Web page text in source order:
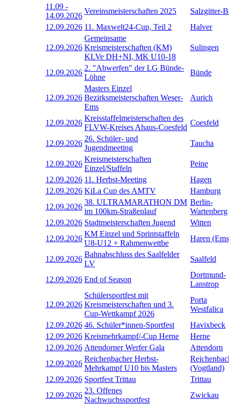
11.09 -
14.09.2026
Vereinsmeisterschaften 2025
Salzgitter-
12.09.2026 11. Maxwelt24-Cup, Teil 2 Halver
12.09.2026
Gemeinsame
Kreismeisterschaften (KM)
KLVe DH+NI, MK U10-18
Sulingen
12.09.2026
2. "Abwerfen" der LG Bünde-
Löhne
Bünde
12.09.2026
Masters Einzel
Bezirksmeisterschaften Weser-
Ems
Aurich
12.09.2026
Kreisstaffelmeisterschaften des
FLVW-Kreises Ahaus-Coesfeld
Coesfeld
12.09.2026
26. Schüler- und
Jugendmeeting
Taucha
12.09.2026
Kreismeisterschaften
Einzel/Staffeln
Peine
12.09.2026 11. Herbst-Meeting
Hagen
12.09.2026 KiLa Cup des AMTV
Hamburg
12.09.2026
38. ULTRAMARATHON DM
im 100km-Straßenlauf
Berlin-
Wartenberg
12.09.2026 Stadtmeisterschaften Jugend
Witten
12.09.2026
KM Einzel und Sprintstaffeln
U8-U12 + Rahmenwettbe
Haren
12.09.2026
Bahnabschluss des Saalfelder
LV
Saalfeld
12.09.2026 End of Season
Dortmund-
Lanstrop
12.09.2026
Schülersportfest mit
Kreismeisterschaften und 3.
Cup-Wettkampf 2026
Porta
Westfalica
12.09.2026 46. Schüler*innen-Sportfest
Havixbeck
12.09.2026 Kreismehrkampf/-Cup Herne
Herne
12.09.2026 Attendorner Werfer Gala
Attendorn
12.09.2026
Reichenbacher Herbst-
Mehrkampf U10 bis Masters
(Vogtland)
12.09.2026 Sportfest Trittau
Trittau
12.09.2026
23. Offenes
Nachwuchssportfest
Zwickau